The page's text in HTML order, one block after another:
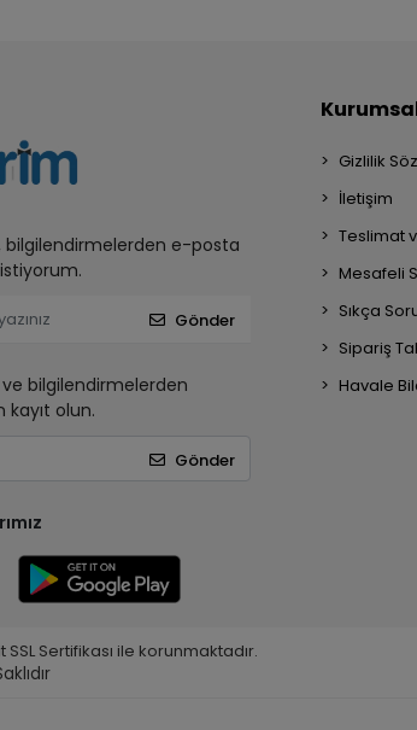
bilgilendirmelerden e-posta
Gönder
bilgilendirmelerden
olun.
Gönder
Gizlilik
İletişim
Teslimat
Mesafeli
Sıkça
Sipariş
Havale
Sertifikası ile korunmaktadır.